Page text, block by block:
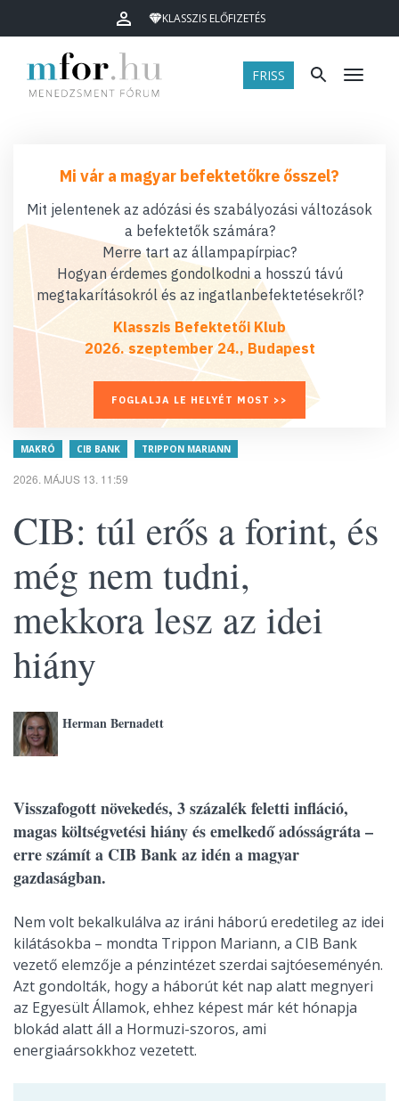
KLASSZIS ELŐFIZETÉS
FRISS Menü
Mi vár a magyar befektetőkre ősszel?
Mit jelentenek az adózási és szabályozási változások
a befektetők számára?
Merre tart az állampapírpiac?
Hogyan érdemes gondolkodni a hosszú távú
megtakarításokról és az ingatlanbefektetésekről?
Klasszis Befektetői Klub
2026. szeptember 24., Budapest
FOGLALJA LE HELYÉT MOST >>
MAKRÓ CIB BANK TRIPPON MARIANN
2026. MÁJUS 13. 11:59
CIB: túl erős a forint, és
még nem tudni,
mekkora lesz az idei
hiány
Herman Bernadett
Visszafogott növekedés, 3 százalék feletti infláció,
magas költségvetési hiány és emelkedő adósságráta –
erre számít a CIB Bank az idén a magyar
gazdaságban.
Nem volt bekalkulálva az iráni háború eredetileg az idei
kilátásokba – mondta Trippon Mariann, a CIB Bank
vezető elemzője a pénzintézet szerdai sajtóeseményén.
Azt gondolták, hogy a háborút két nap alatt megnyeri
az Egyesült Államok, ehhez képest már két hónapja
blokád alatt áll a Hormuzi-szoros, ami
energiaársokkhoz vezetett.